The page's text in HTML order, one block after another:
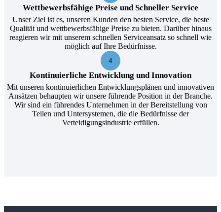
Wettbewerbsfähige Preise und Schneller Service
Unser Ziel ist es, unseren Kunden den besten Service, die beste
Qualität und wettbewerbsfähige Preise zu bieten. Darüber hinaus
reagieren wir mit unserem schnellen Serviceansatz so schnell wie
möglich auf Ihre Bedürfnisse.
4
Kontinuierliche Entwicklung und Innovation
Mit unseren kontinuierlichen Entwicklungsplänen und innovativen
Ansätzen behaupten wir unsere führende Position in der Branche.
Wir sind ein führendes Unternehmen in der Bereitstellung von
Teilen und Untersystemen, die die Bedürfnisse der
Verteidigungsindustrie erfüllen.